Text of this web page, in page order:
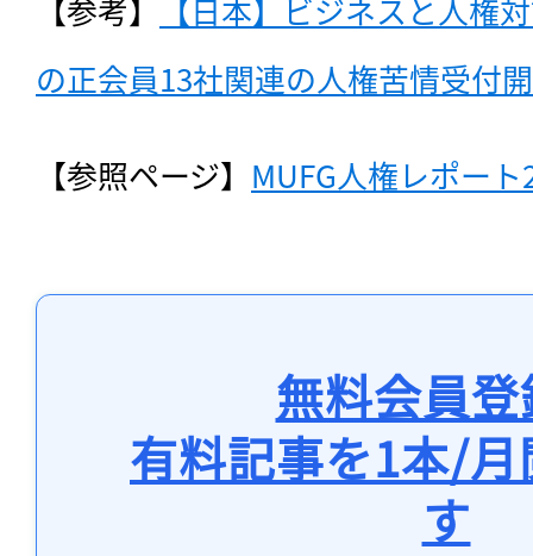
【参考】
【日本】ビジネスと人権
の正会員13社関連の人権苦情受付
【参照ページ】 MUFG人権レポー
無料会員
有料記事を1本/
す